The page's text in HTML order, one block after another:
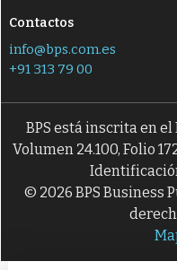
Contactos
info@bps.com.es
+91 313 79 00
BPS está inscrita en
Volumen 24.100, Folio
© 2026 BPS Business